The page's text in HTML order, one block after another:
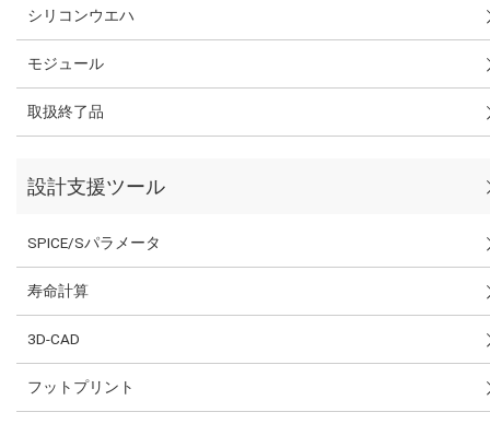
シリコンウエハ
モジュール
取扱終了品
設計支援ツール
SPICE/Sパラメータ
寿命計算
3D-CAD
フットプリント